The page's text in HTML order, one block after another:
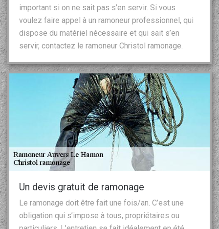
important si on ne sait pas s’en servir. Si vous
voulez faire appel à un ramoneur professionnel, qui
dispose du matériel nécessaire et qui sait s’en
servir, contactez le ramoneur Christol ramonage.
Un devis gratuit de ramonage
Le ramonage doit être fait une fois/an. C’est une
obligation qui s’impose à tous, propriétaires ou